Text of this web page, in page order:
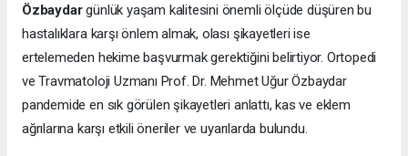
Özbaydargünlük yaşam kalitesini önemli ölçüde düşüren bu
hastalıklara karşı önlem almak, olası şikayetleri ise
ertelemeden hekime başvurmak gerektiğini belirtiyor. Ortopedi
ve Travmatoloji Uzmanı Prof. Dr. Mehmet Uğur Özbaydar
pandemide en sık görülen şikayetleri anlattı, kas ve eklem
ağrılarına karşı etkili öneriler ve uyarılarda bulundu.